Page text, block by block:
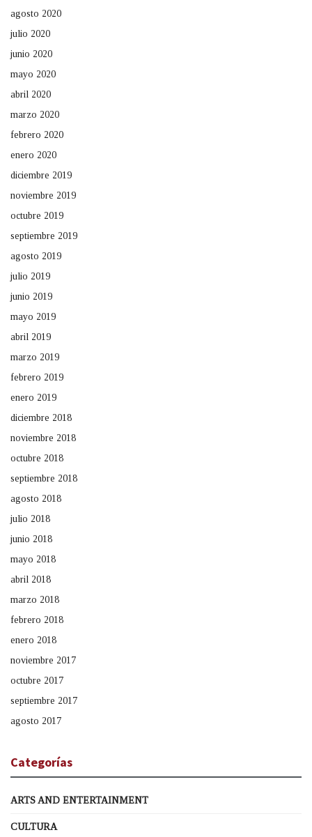
agosto 2020
julio 2020
junio 2020
mayo 2020
abril 2020
marzo 2020
febrero 2020
enero 2020
diciembre 2019
noviembre 2019
octubre 2019
septiembre 2019
agosto 2019
julio 2019
junio 2019
mayo 2019
abril 2019
marzo 2019
febrero 2019
enero 2019
diciembre 2018
noviembre 2018
octubre 2018
septiembre 2018
agosto 2018
julio 2018
junio 2018
mayo 2018
abril 2018
marzo 2018
febrero 2018
enero 2018
noviembre 2017
octubre 2017
septiembre 2017
agosto 2017
Categorías
ARTS AND ENTERTAINMENT
CULTURA